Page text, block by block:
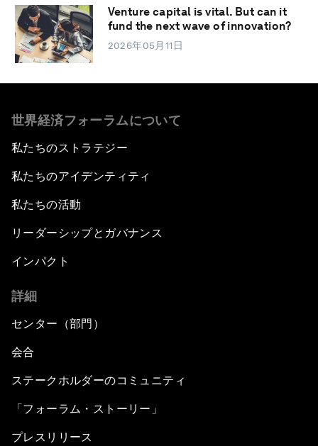
Venture capital is vital. But can it
fund the next wave of innovation?
2026年05月11日
世界経済フォーラムについて
私たちのストラテジー
私たちのアイデンティティ
私たちの活動
リーダーシップとガバナンス
インパクト
詳細
センター（部門）
会合
ステークホルダーのコミュニティ
「フォーラム・ストーリー」
プレスリリース